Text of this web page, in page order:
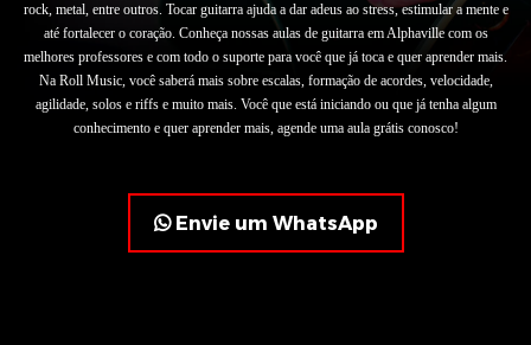
rock, metal, entre outros. Tocar guitarra ajuda a dar adeus ao stress, estimular a mente e
até fortalecer o coração. Conheça nossas aulas de guitarra em Alphaville com os
melhores professores e com todo o suporte para você que já toca e quer aprender mais.
Na Roll Music, você saberá mais sobre escalas, formação de acordes, velocidade,
agilidade, solos e riffs e muito mais. Você que está iniciando ou que já tenha algum
conhecimento e quer aprender mais, agende uma aula grátis conosco!
Envie um WhatsApp